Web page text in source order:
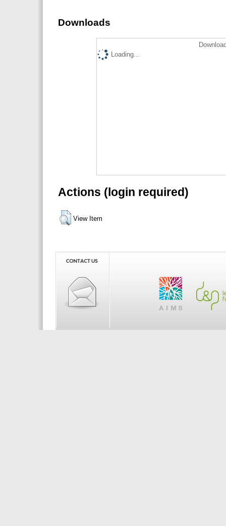
Downloads
Loading...
Actions (login required)
View Item